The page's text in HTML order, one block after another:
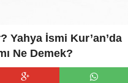
Yahya İsmi Kur’an’da
Ne Demek?